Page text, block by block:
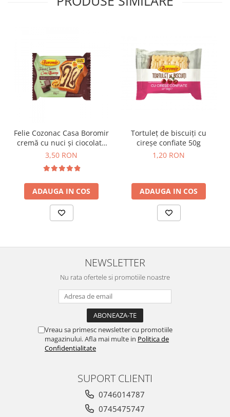
Vinuri Casa Isarescu
Accesorii Boromir
Dulciurile Feleacul
Glucoza
Rahat
Felie Cozonac Casa Boromir
cremă cu nuci și ciocolată
80g
3,50 RON
ADAUGA IN COS
Tortuleț de biscuiți cu
cireșe confiate 50g
1,20 RON
ADAUGA IN COS
NEWSLETTER
Nu rata ofertele si promotiile noastre
Vreau sa primesc newsletter cu promotiile
magazinului. Afla mai multe in Politica de
Confidentialitate
SUPORT CLIENTI
0746014787
0745475747